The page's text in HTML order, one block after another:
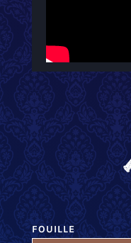
FOUILLE